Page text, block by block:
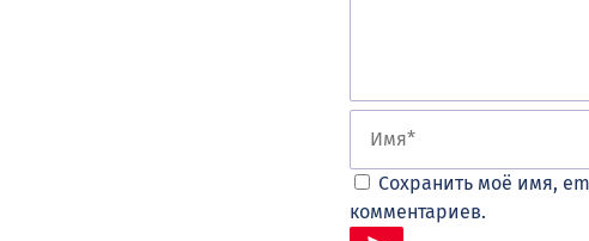
Сохранить моё имя,
комментариев.